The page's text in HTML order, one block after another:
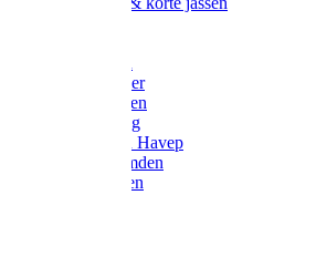
Bodywarmer
Werkbroeken
Zaagkleding
Werkjassen Havep
Thermohemden
Overhemden